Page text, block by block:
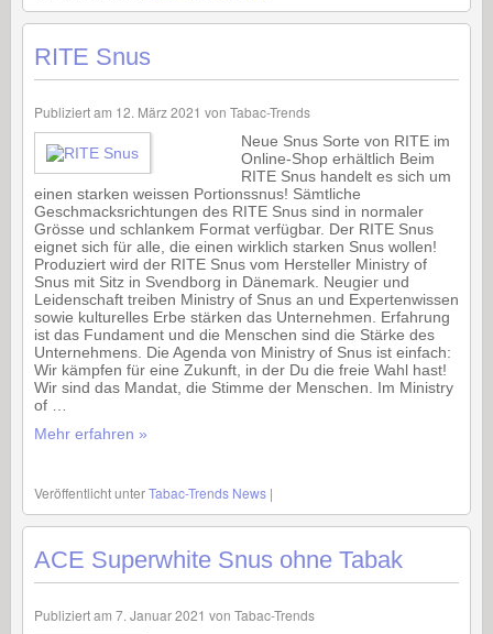
RITE Snus
Publiziert am 12. März 2021 von Tabac-Trends
Neue Snus Sorte von RITE im
Online-Shop erhältlich Beim
RITE Snus handelt es sich um
einen starken weissen Portionssnus! Sämtliche
Geschmacksrichtungen des RITE Snus sind in normaler
Grösse und schlankem Format verfügbar. Der RITE Snus
eignet sich für alle, die einen wirklich starken Snus wollen!
Produziert wird der RITE Snus vom Hersteller Ministry of
Snus mit Sitz in Svendborg in Dänemark. Neugier und
Leidenschaft treiben Ministry of Snus an und Expertenwissen
sowie kulturelles Erbe stärken das Unternehmen. Erfahrung
ist das Fundament und die Menschen sind die Stärke des
Unternehmens. Die Agenda von Ministry of Snus ist einfach:
Wir kämpfen für eine Zukunft, in der Du die freie Wahl hast!
Wir sind das Mandat, die Stimme der Menschen. Im Ministry
of …
Mehr erfahren »
Veröffentlicht unterTabac-Trends News |
ACE Superwhite Snus ohne Tabak
Publiziert am 7. Januar 2021 von Tabac-Trends